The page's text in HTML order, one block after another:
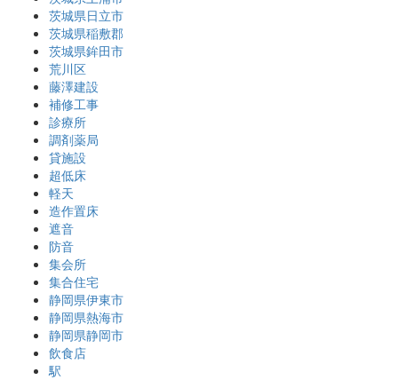
茨城県日立市
茨城県稲敷郡
茨城県鉾田市
荒川区
藤澤建設
補修工事
診療所
調剤薬局
貸施設
超低床
軽天
造作置床
遮音
防音
集会所
集合住宅
静岡県伊東市
静岡県熱海市
静岡県静岡市
飲食店
駅